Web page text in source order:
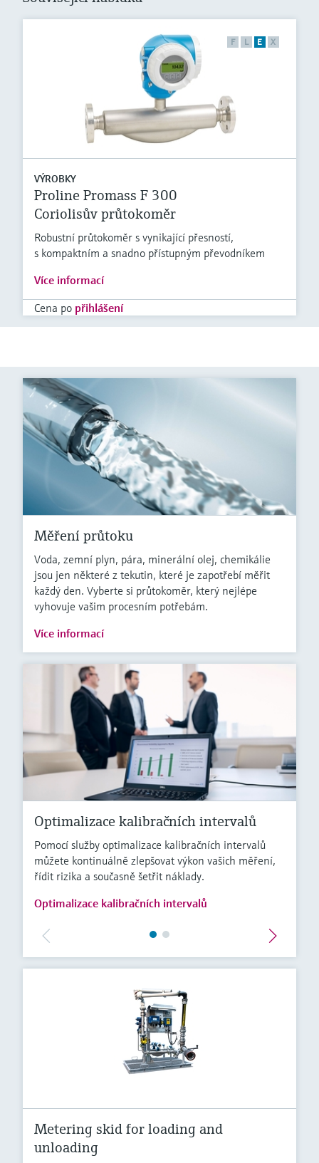
F L E X
VÝROBKY
Proline Promass F 300
Coriolisův průtokoměr
Robustní průtokoměr s vynikající přesností,
s kompaktním a snadno přístupným převodníkem
Více informací
Cena po přihlášení
Měření průtoku
Voda, zemní plyn, pára, minerální olej, chemikálie
jsou jen některé z tekutin, které je zapotřebí měřit
každý den. Vyberte si průtokoměr, který nejlépe
vyhovuje vašim procesním potřebám.
Více informací
Optimalizace kalibračních intervalů
Pomocí služby optimalizace kalibračních intervalů
můžete kontinuálně zlepšovat výkon vašich měření,
řídit rizika a současně šetřit náklady.
Optimalizace kalibračních intervalů
Metering skid for loading and
unloading